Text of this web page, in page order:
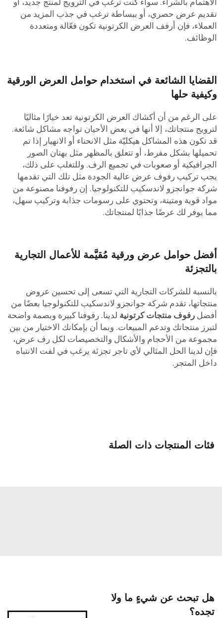
بالشراء. سواء كنت ترغب في الترويج لمنتج جديد، أو
عرض حصري، أو ببساطة ترغب في جذب المزيد من
فإن أرفف العرض الكرتونية تكون فعّالة ومتعددة
الشائعة في استخدام حوامل العرض الورقية
حلها
الرغم من أن أكشاك العرض الكرتونية تعد خيارًا مثاليًا
منتجاتك، إلا أنها في بعض الأحيان تواجه مشاكل شائعة.
تكون هذه المشاكل هيكليّة مثل الانحناء أو الانهيار إذا تم
بشكل مفرط، أو تتعلق بالمظهر مثل بهتان الصور
أو صعوبات في تجميع الرف. وللتغلب على ذلك،
تركيب رفوف عرض عالية الجودة مثل تلك التي تقدمها
جوانجزو لاندسكيب للتكنولوجيا. إن رفوفنا مصنوعة من
قوية ومتينة، وتحتوي على رسومات جذابة وتركيب سهل،
يوفر لك عرضًا جذابًا لمنتجاتك.
حوامل عرض ورقية مُقيَّمة للأعمال التجارية
للشركات التجارية التي تسعى إلى تحسين عروض
تقدم شركة جوانجزو لاندسكيب للتكنولوجيا بعضًا من
رفوف منتجات كرتونيةلدينا. رفوفنا كبيرة وبصمة واضحة
منتجاتك وتدعم المبيعات. وبما أن بإمكانك الاختيار من بين
من الأحجام والأشكال والتخصيصات لكل رف عرض،
لدينا الحل المثالي لأي تاجر تجزئة يرغب في لفت الانتباه
المتجر.
فئات المنتجات ذات الصلة
هل تبحث عن شيءٍ ما ولا
تجده؟